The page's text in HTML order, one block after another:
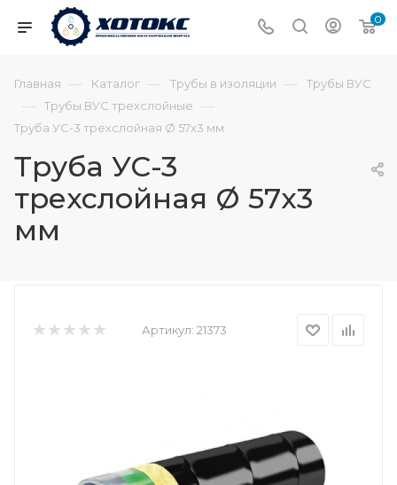
0
Главная — Каталог — Трубы в изоляции — Трубы ВУС
— Трубы ВУС трехслойные —
Труба УС-3 трехслойная Ø 57х3 мм
Труба УС-3
трехслойная Ø 57х3
мм
Артикул: 21373